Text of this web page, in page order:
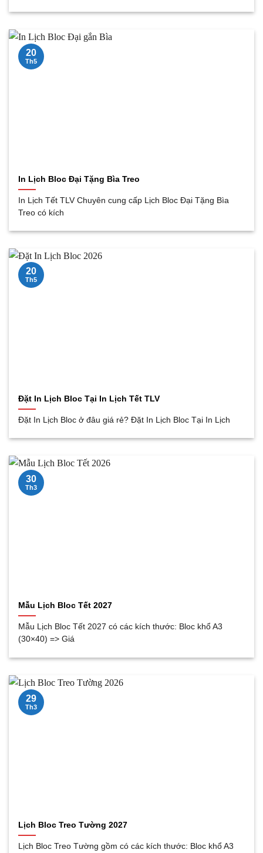
In Lịch Bloc Đại Tặng Bìa Treo
In Lịch Tết TLV Chuyên cung cấp Lịch Bloc Đại Tặng Bìa
Treo có kích
20
Th5
Đặt In Lịch Bloc Tại In Lịch Tết TLV
Đặt In Lịch Bloc ở đâu giá rẻ? Đặt In Lịch Bloc Tại In Lịch
20
Th5
Mẫu Lịch Bloc Tết 2027
Mẫu Lịch Bloc Tết 2027 có các kích thước: Bloc khổ A3
(30×40) => Giá
30
Th3
Lịch Bloc Treo Tường 2027
Lịch Bloc Treo Tường gồm có các kích thước: Bloc khổ A3
29
Th3